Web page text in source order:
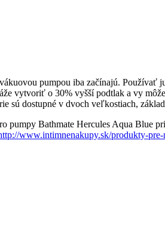
pumpou iba začínajú. Používať
vytvoriť o 30% vyšší podtlak a vy
sú dostupné v dvoch veľkostiach,
pumpy Bathmate Hercules Aqua Blue
www.intimnenakupy.sk/produkty-